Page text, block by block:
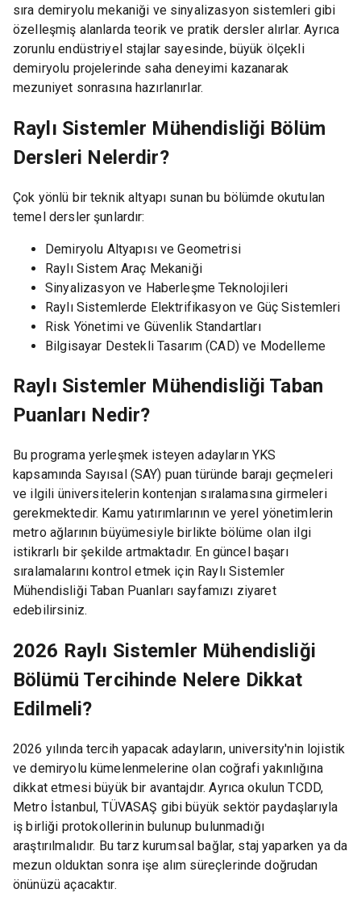
sıra demiryolu mekaniği ve sinyalizasyon sistemleri gibi
özelleşmiş alanlarda teorik ve pratik dersler alırlar. Ayrıca
zorunlu endüstriyel stajlar sayesinde, büyük ölçekli
demiryolu projelerinde saha deneyimi kazanarak
mezuniyet sonrasına hazırlanırlar.
Raylı Sistemler Mühendisliği Bölüm
Dersleri Nelerdir?
Çok yönlü bir teknik altyapı sunan bu bölümde okutulan
temel dersler şunlardır:
Demiryolu Altyapısı ve Geometrisi
Raylı Sistem Araç Mekaniği
Sinyalizasyon ve Haberleşme Teknolojileri
Raylı Sistemlerde Elektrifikasyon ve Güç Sistemleri
Risk Yönetimi ve Güvenlik Standartları
Bilgisayar Destekli Tasarım (CAD) ve Modelleme
Raylı Sistemler Mühendisliği Taban
Puanları Nedir?
Bu programa yerleşmek isteyen adayların YKS
kapsamında Sayısal (SAY) puan türünde barajı geçmeleri
ve ilgili üniversitelerin kontenjan sıralamasına girmeleri
gerekmektedir. Kamu yatırımlarının ve yerel yönetimlerin
metro ağlarının büyümesiyle birlikte bölüme olan ilgi
istikrarlı bir şekilde artmaktadır. En güncel başarı
sıralamalarını kontrol etmek için Raylı Sistemler
Mühendisliği Taban Puanları sayfamızı ziyaret
edebilirsiniz.
2026 Raylı Sistemler Mühendisliği
Bölümü Tercihinde Nelere Dikkat
Edilmeli?
2026 yılında tercih yapacak adayların, university'nin lojistik
ve demiryolu kümelenmelerine olan coğrafi yakınlığına
dikkat etmesi büyük bir avantajdır. Ayrıca okulun TCDD,
Metro İstanbul, TÜVASAŞ gibi büyük sektör paydaşlarıyla
iş birliği protokollerinin bulunup bulunmadığı
araştırılmalıdır. Bu tarz kurumsal bağlar, staj yaparken ya da
mezun olduktan sonra işe alım süreçlerinde doğrudan
önünüzü açacaktır.